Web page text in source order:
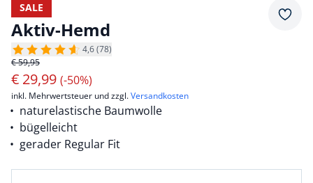
SALE
Aktiv-Hemd
4,6 (78)
€ 59,95
€ 29,99 (-50%)
inkl. Mehrwertsteuer und zzgl.Versandkosten
naturelastische Baumwolle
bügelleicht
gerader Regular Fit